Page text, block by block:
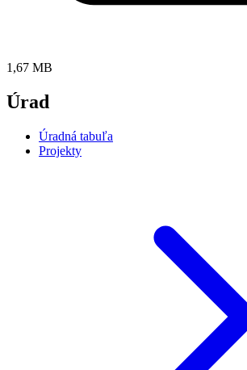
1,67 MB
Úrad
Úradná tabuľa
Projekty